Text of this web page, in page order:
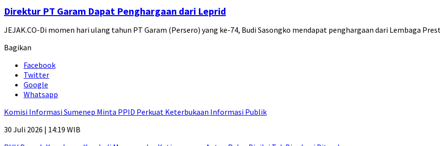
Direktur PT Garam Dapat Penghargaan dari Leprid
JEJAK.CO-Di momen hari ulang tahun PT Garam (Persero) yang ke-74, Budi Sasongko mendapat penghargaan dari Lembaga
Bagikan
Facebook
Twitter
Google
Whatsapp
Komisi Informasi Sumenep Minta PPID Perkuat Keterbukaan Informasi Publik
30 Juli 2026 | 14:19 WIB